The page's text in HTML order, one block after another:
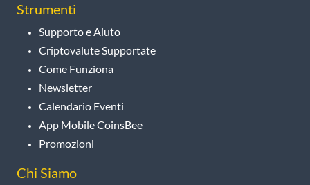
Strumenti
Supporto e Aiuto
Criptovalute Supportate
Come Funziona
Newsletter
Calendario Eventi
App Mobile CoinsBee
Promozioni
Chi Siamo